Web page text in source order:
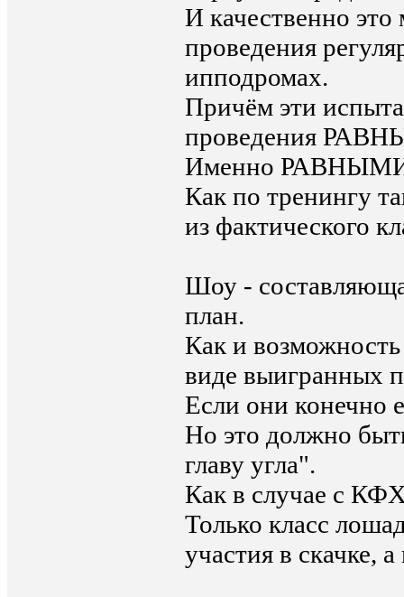
И качественно это
проведения
ипподромах.
Причём эти
проведения
Именно
Как по тренингу
из фактического
Шоу -
план.
Как и
виде выигранных
Если они конечно
Но это должно
главу угла".
Как в случае с
Только класс
участия в скачке,